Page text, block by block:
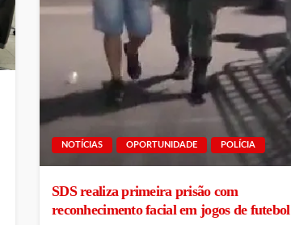
NOTÍCIAS OPORTUNIDADE POLÍCIA
SDS realiza primeira prisão com
reconhecimento facial em jogos de futebol